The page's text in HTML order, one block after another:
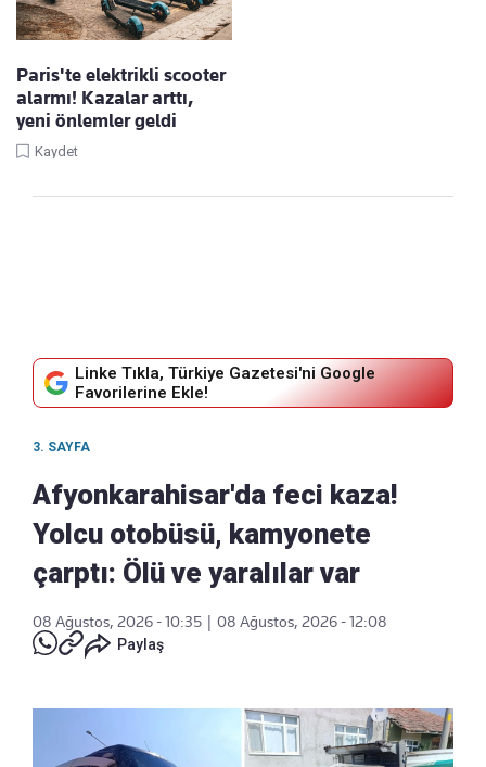
Paris'te elektrikli scooter
alarmı! Kazalar arttı,
yeni önlemler geldi
Kaydet
Linke Tıkla, Türkiye Gazetesi'ni Google
Favorilerine Ekle!
3. SAYFA
Afyonkarahisar'da feci kaza!
Yolcu otobüsü, kamyonete
çarptı: Ölü ve yaralılar var
08 Ağustos, 2026 - 10:35
08 Ağustos, 2026 - 12:08
Paylaş